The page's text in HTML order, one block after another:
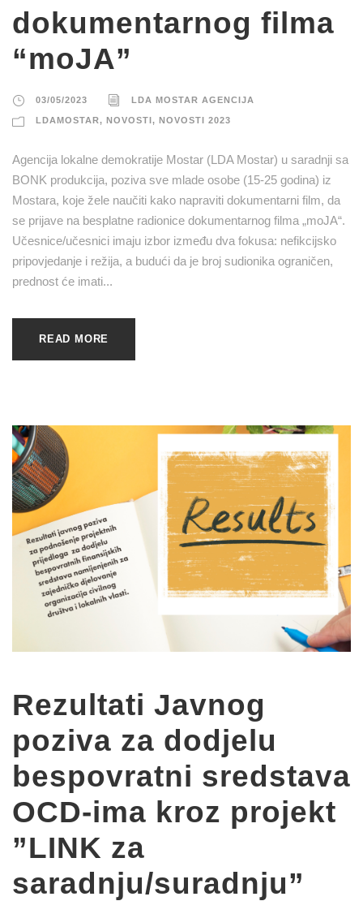
dokumentarnog filma
“moJA”
03/05/2023 LDA MOSTAR AGENCIJA
LDAMOSTAR, NOVOSTI, NOVOSTI 2023
Agencija lokalne demokratije Mostar (LDA Mostar) u saradnji sa
BONK produkcija, poziva sve mlade osobe (15-25 godina) iz
Mostara, koje žele naučiti kako napraviti dokumentarni film, da
se prijave na besplatne radionice dokumentarnog filma „moJA“.
Učesnice/učesnici imaju izbor između dva fokusa: nefikcijsko
pripovjedanje i režija, a budući da je broj sudionika ograničen,
prednost će imati...
READ MORE
Rezultati Javnog
poziva za dodjelu
bespovratni sredstava
OCD-ima kroz projekt
”LINK za
saradnju/suradnju”